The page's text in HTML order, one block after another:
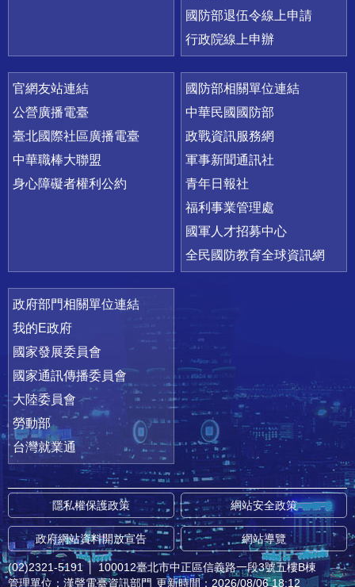
國防部退伍令線上申請
行政院線上申辦
官網友站連結
公營廣播電臺
臺北國際社區廣播電臺
中華職棒大聯盟
身心障礙者權利公約
國防部相關單位連結
中華民國國防部
政戰資訊服務網
軍事新聞通訊社
青年日報社
福利事業管理處
國軍人才招募中心
全民國防教育全球資訊網
政府部門相關單位連結
我的E政府
國家發展委員會
國家通訊傳播委員會
大陸委員會
勞動部
台灣就業通
隱私權保護政策 網站安全政策
政府網站資料開放宣告 網站導覽
(02)2321-5191 │ 100012臺北市中正區信義路一段3號五樓B棟
管理單位：漢聲電臺資訊部門 更新時間：2026/08/06 18:12